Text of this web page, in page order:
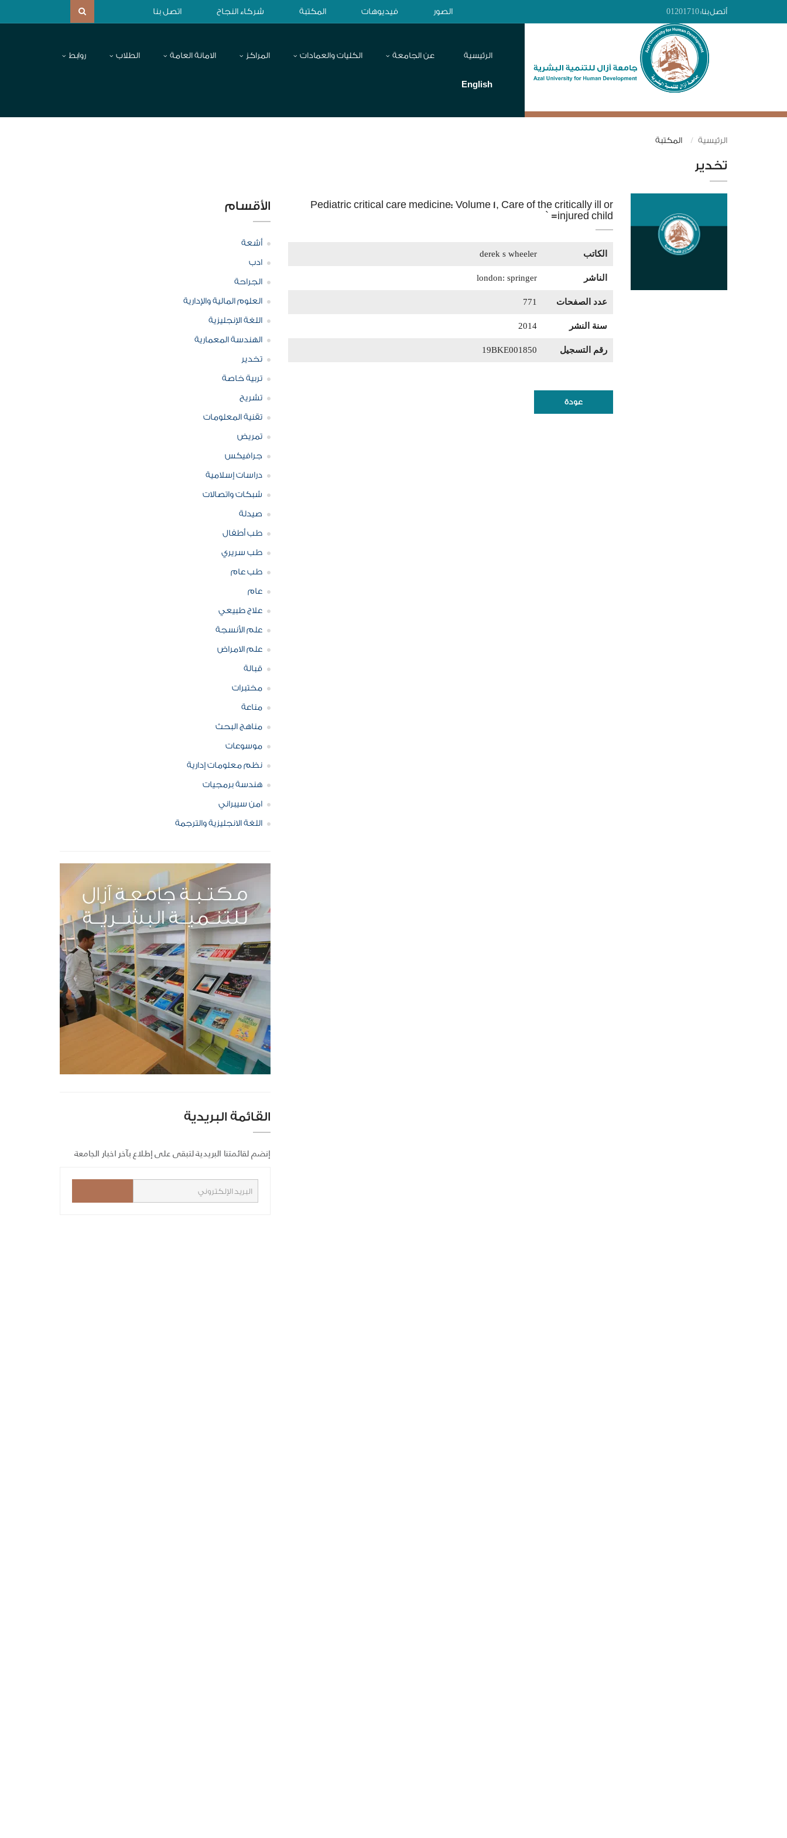
أتصل بنا:01201710 الصور فيديوهات المكتبة شركاء النجاح اتصل بنا
الرئيسية عن الجامعة الكليات والعمادات المراكز الامانة العامة الطلاب روابط
English
الرئيسية المكتبة
تخدير
Pediatric critical care medicine: Volume 1, Care of the critically ill or
injured child= `
الكاتب derek s wheeler
الناشر london: springer
عدد الصفحات 771
سنة النشر 2014
رقم التسجيل 19BKE001850
عودة
الأقسام
أشعة
ادب
الجراحة
العلوم المالية والإدارية
اللغة الإنجليزية
الهندسة المعمارية
تخدير
تربية خاصة
تشريح
تقنية المعلومات
تمريض
جرافيكس
دراسات إسلامية
شبكات واتصالات
صيدلة
طب أطفال
طب سريري
طب عام
عام
علاج طبيعي
علم الأنسجة
علم الامراض
قبالة
مختبرات
مناعة
مناهج البحث
موسوعات
نظم معلومات إدارية
هندسة برمجيات
امن سيبراني
اللغة الانجليزية والترجمة
القائمة البريدية
إنضم لقائمتنا البريدية لتبقى على إطلاع بآخر اخبار الجامعة